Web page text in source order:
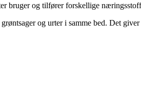
bruger og tilfører forskellige
og urter i samme bed. Det